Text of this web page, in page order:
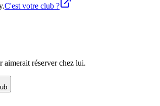
C'est votre club ?
réserver chez lui.